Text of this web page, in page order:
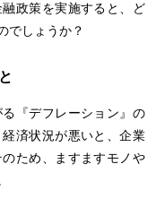
政策を実施すると、ど
でしょうか？
『デフレーション』の
済状況が悪いと、企業
ため、ますますモノや